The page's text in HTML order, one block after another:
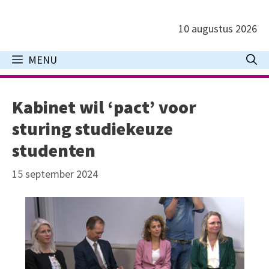
inhoud
10 augustus 2026
MENU
Kabinet wil ‘pact’ voor
sturing studiekeuze
studenten
15 september 2024